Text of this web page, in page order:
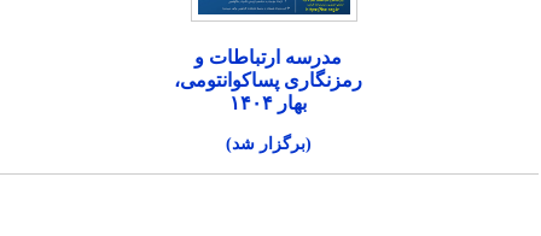
مدرسه ارتباطات و
رمزنگاری پساکوانتومی،
بهار ۱۴۰۴
(برگزار شد)